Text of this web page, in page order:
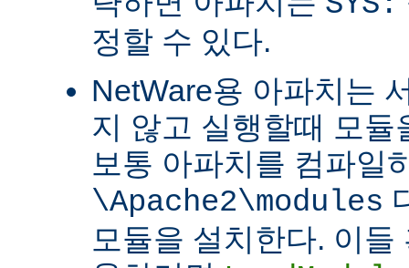
정할 수 있다.
NetWare용 아파치는
지 않고 실행할때 모듈
보통 아파치를 컴파일
\Apache2\modules
모듈을 설치한다. 이